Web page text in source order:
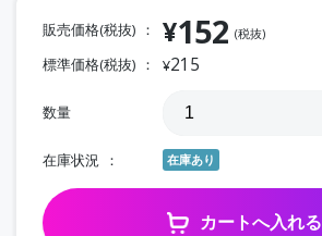
販売価格(税抜) ¥152 (税抜)
標準価格(税抜) ¥215
数量
在庫状況 在庫あり
カートへ入れる